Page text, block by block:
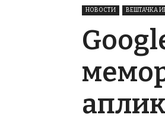
НОВОСТИ ВЕШТАЧКА